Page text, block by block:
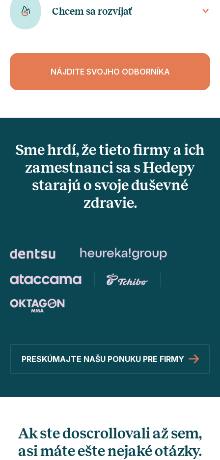
Chcem sa rozvíjať
NÁJDITE SVOJHO ODBORNÍKA
Sme hrdí, že tieto firmy a ich
zamestnanci sa s Hedepy
starajú o svoje duševné
zdravie.
PRESKÚMAJTE NAŠU PONUKU PRE FIRMY
Ak ste doscrollovali až sem,
asi máte ešte nejaké otázky.